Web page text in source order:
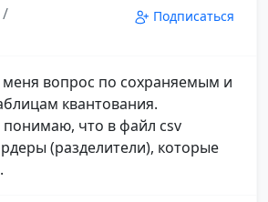
/
Подписаться
меня вопрос по сохраняемым и
квантования.
что в файл csv
(разделители), которые